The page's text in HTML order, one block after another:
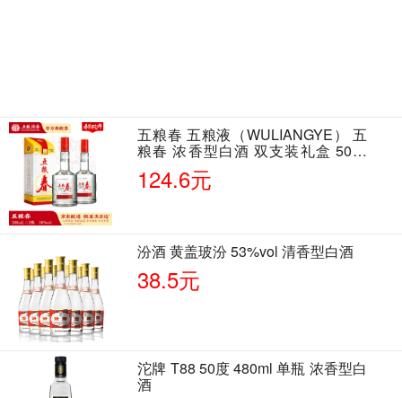
五粮春 五粮液（WULIANGYE） 五
粮春 浓香型白酒 双支装礼盒 50度
500ml*2瓶 含酒具
124.6元
汾酒 黄盖玻汾 53%vol 清香型白酒
38.5元
沱牌 T88 50度 480ml 单瓶 浓香型白
酒